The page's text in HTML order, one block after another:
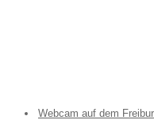
Webcam auf dem